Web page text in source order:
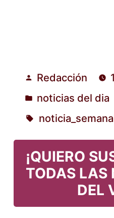
Publicado
por
Redacción
Publicado
en
noticias del dia
¡QUIERO
TODAS LAS
DEL